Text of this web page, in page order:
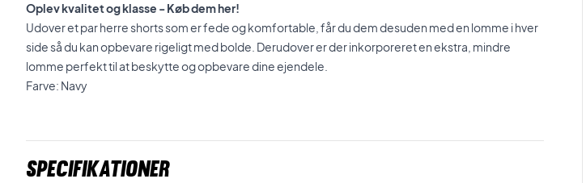
Oplev kvalitet og klasse - Køb dem her!
Udover et par herre shorts som er fede og komfortable, får du dem desuden med en lomme i hver
side så du kan opbevare rigeligt med bolde. Derudover er der inkorporeret en ekstra, mindre
lomme perfekt til at beskytte og opbevare dine ejendele.
Farve: Navy
Specifikationer